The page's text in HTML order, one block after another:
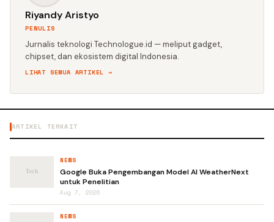
Riyandy Aristyo
PENULIS
Jurnalis teknologi Technologue.id — meliput gadget,
chipset, dan ekosistem digital Indonesia.
LIHAT SEMUA ARTIKEL →
ARTIKEL TERKAIT
NEWS
Google Buka Pengembangan Model AI WeatherNext
untuk Penelitian
Aug 7, 2026
NEWS